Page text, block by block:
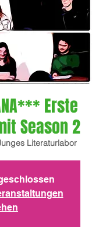
Erste
Season 2
Literaturlabor